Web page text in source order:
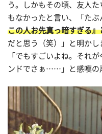
う。しかもその頃、友人
もなかったと言い、「たぶ
この人お先真っ暗すぎる
だと思う（笑）」と明か
「でもすごいよね。それ
ンドでさぁ……」と感嘆の